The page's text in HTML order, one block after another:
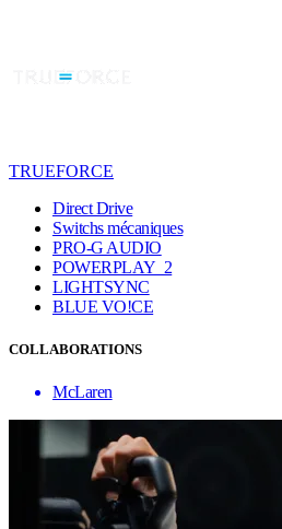
TRUEFORCE
Direct Drive
Switchs mécaniques
PRO-G AUDIO
POWERPLAY 2
LIGHTSYNC
BLUE VO!CE
COLLABORATIONS
McLaren